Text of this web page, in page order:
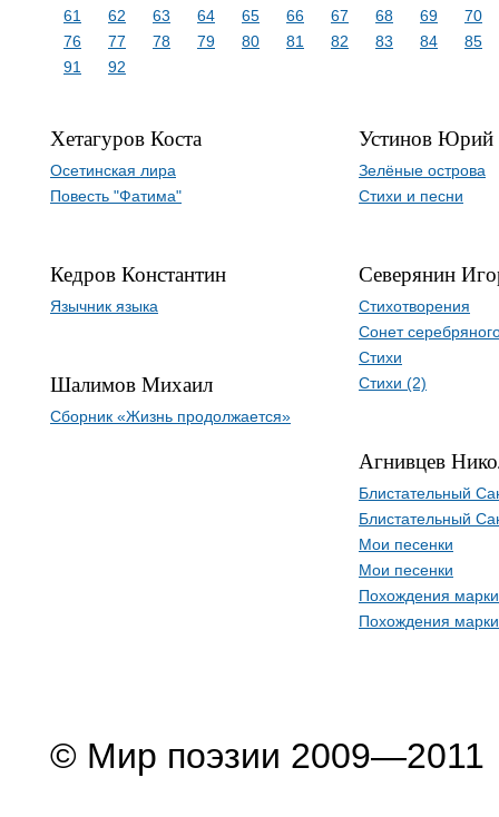
61
62 63 64 65 66 67 68 69
70
76
77 78 79 80 81 82 83 84
85
91
92
Хетагуров Коста
Осетинская лира
Повесть "Фатима"
Кедров Константин
Язычник языка
Шалимов Михаил
Сборник «Жизнь продолжается»
Устинов Юрий
Зелёные острова
Стихи и песни
Северянин
Cтихотворения
Сонет
Стихи
Стихи (2)
Агнивцев
Блистательный
Блистательный
Мои песенки
Мои песенки
Похождения
Похождения
© Мир поэзии 2009—2011